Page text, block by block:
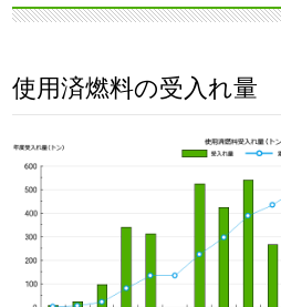
使用済燃料の受入れ量